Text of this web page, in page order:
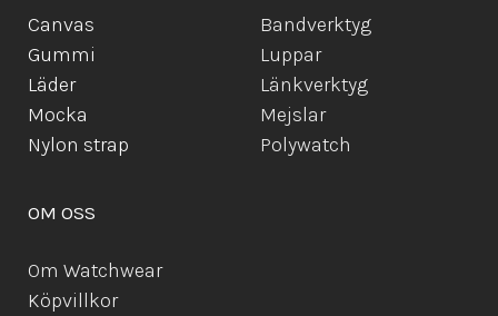
Canvas
Gummi
Läder
Mocka
Nylon strap
Bandverktyg
Luppar
Länkverktyg
Mejslar
Polywatch
OM OSS
Om Watchwear
Köpvillkor